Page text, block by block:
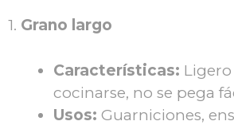
1. Grano largo
Características:
cocinarse, no se pega
Usos: Guarniciones,